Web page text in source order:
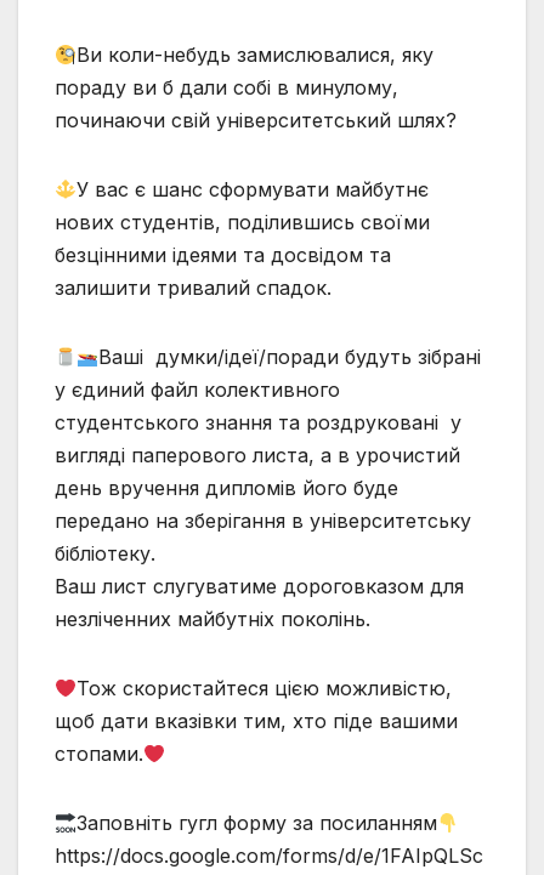
Ви коли-небудь замислювалися, яку
пораду ви б дали собі в минулому,
починаючи свій університетський шлях?
У вас є шанс сформувати майбутнє
нових студентів, поділившись своїми
безцінними ідеями та досвідом та
залишити тривалий спадок.
Ваші думки/ідеї/поради будуть зібрані
у єдиний файл колективного
студентського знання та роздруковані у
вигляді паперового листа, а в урочистий
день вручення дипломів його буде
передано на зберігання в університетську
бібліотеку.
Ваш лист слугуватиме дороговказом для
незліченних майбутніх поколінь.
Тож скористайтеся цією можливістю,
щоб дати вказівки тим, хто піде вашими
стопами.
Заповніть гугл форму за посиланням
https://docs.google.com/forms/d/e/1FAIpQLSc